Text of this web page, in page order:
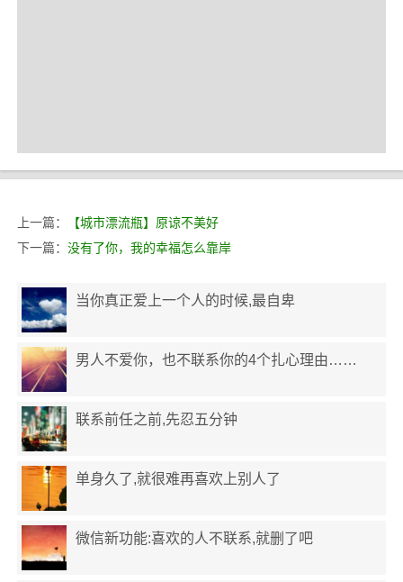
上一篇：
【城市漂流瓶】原谅不美好
下一篇： 没有了你，我的幸福怎么靠岸
当你真正爱上一个人的时候,最自卑
男人不爱你，也不联系你的4个扎心理由……
联系前任之前,先忍五分钟
单身久了,就很难再喜欢上别人了
微信新功能:喜欢的人不联系,就删了吧